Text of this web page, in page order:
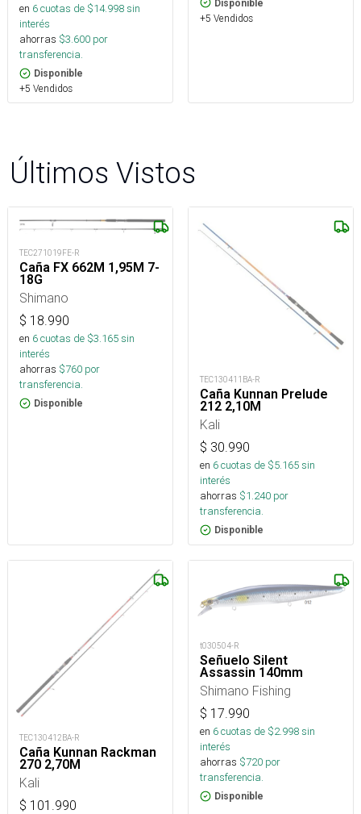
en 6cuotas de $14.998sin
interés
ahorras $3.600 por
transferencia.
Disponible
+5 Vendidos
Disponible
+5 Vendidos
Últimos Vistos
TEC271019FE-R
Caña FX 662M 1,95M 7-
18G
Shimano
$ 18.990
en 6cuotas de $3.165sin
interés
ahorras $760 por
transferencia.
Disponible
TEC130411BA-R
Caña Kunnan Prelude
212 2,10M
Kali
$ 30.990
en 6cuotas de $5.165sin
interés
ahorras $1.240 por
transferencia.
Disponible
TEC130412BA-R
Caña Kunnan Rackman
270 2,70M
Kali
$ 101.990
t030504-R
Señuelo Silent
Assassin 140mm
Shimano Fishing
$ 17.990
en 6cuotas de $2.998sin
interés
ahorras $720 por
transferencia.
Disponible